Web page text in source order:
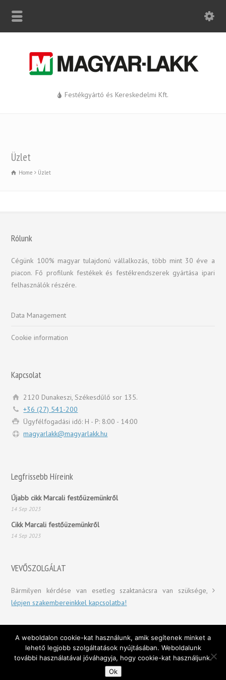
Festékgyártó és Kereskedelmi Kft.
Üzlet
Home Üzlet
Rólunk
Cégünk 100% magyar tulajdonú vállalkozás, több mint 30 éve a
piacon. Fő profilunk festékek és festékrendszerek gyártása ipari
felhasználók részére.
Data Management
Cookie information
Kapcsolat
2120 Dunakeszi, Székesdűlő sor 135.
+36 (27) 541-200
Ügyfélfogadási idő: H - P: 8:00 - 14:00
magyarlakk@magyarlakk.hu
Legfrissebb Híreink
Újabb cikk Marcali festőüzemünkről
14 Sep 2023
Cikk Marcali festőüzemünkről
14 Sep 2023
VEVŐSZOLGÁLAT
Bármilyen kérdése van esetleg szaktanácsra van szüksége,
lépjen szakembereinkkel kapcsolatba!
Copyright © 2016 Pannon Set Kft.
A weboldalon cookie-kat használunk, amik segítenek minket a
lehető legjobb szolgáltatások nyújtásában. Weboldalunk
további használatával jóváhagyja, hogy cookie-kat használjunk.
Ok